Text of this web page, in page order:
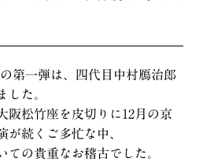
第一弾は、四代目中村鴈治郎
した。
阪松竹座を皮切りに12月の京
が続くご多忙な中、
ての貴重なお稽古でした。